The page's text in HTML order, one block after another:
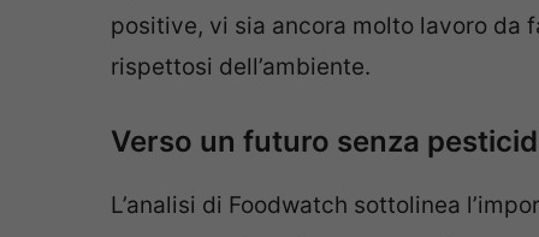
positive, vi sia ancora molto lavoro da
rispettosi dell’ambiente.
Verso un futuro senza
L’analisi di Foodwatch sottolinea